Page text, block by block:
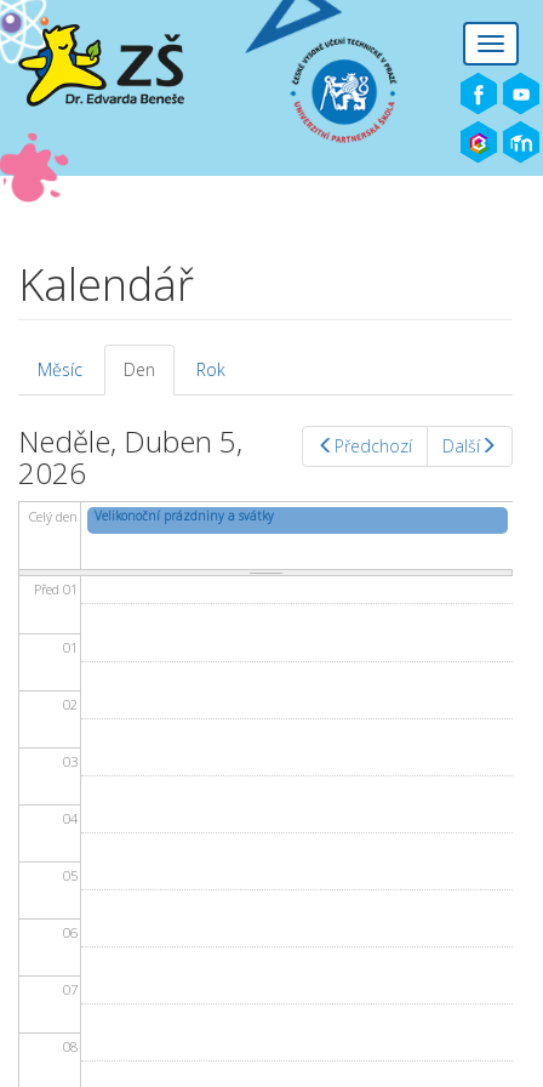
Přejít k hlavnímu obsahu
Toggle
Kalendář
Hlavní záložky
Měsíc Den (aktivní
záložka)
Rok
Předchozí Další
Neděle, Duben 5,
2026
Celý den Velikonoční prázdniny a svátky
Před 01
01
02
03
04
05
06
07
08